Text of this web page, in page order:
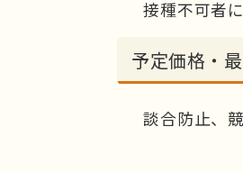
接種不可者
予定価格・
談合防止、競